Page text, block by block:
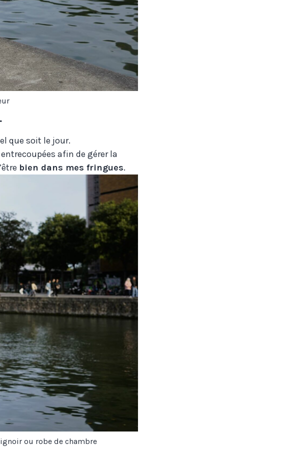
que soit le jour.
afin de gérer la
bien dans mes fringues.
ou robe de chambre